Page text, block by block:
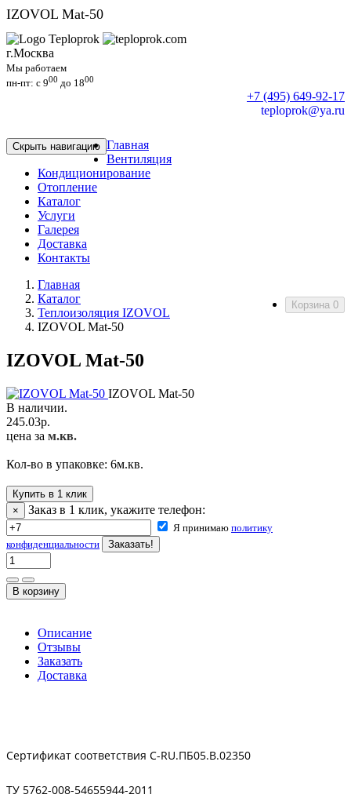
IZOVOL Mat-50
г.Москва
Мы работаем
пн-пт: c 900 до 1800
+7 (495) 649-92-17
teploprok@ya.ru
Скрыть навигацию Главная
Вентиляция
Кондиционирование
Отопление
Каталог
Услуги
Галерея
Доставка
Контакты
Корзина 0
Главная
Каталог
Теплоизоляция IZOVOL
IZOVOL Mat-50
IZOVOL Mat-50
IZOVOL Mat-50
В наличии.
245.03р.
цена за м.кв.
Кол-во в упаковке: 6м.кв.
Купить в 1 клик
×
Заказ в 1 клик, укажите телефон:
Я принимаю политику
конфиденциальности
Описание
Отзывы
Заказать
Доставка
Сертификат соответствия C-RU.ПБ05.В.02350
ТУ 5762-008-54655944-2011